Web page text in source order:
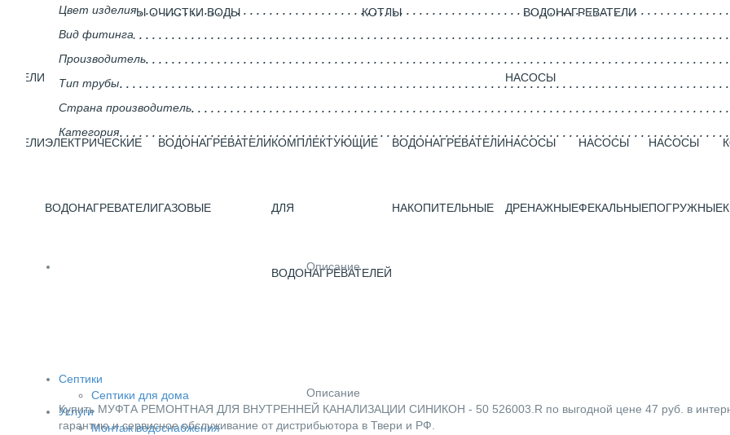
СИСТЕМЫ ОЧИСТКИ ВОДЫ КОТЛЫ ВОДОНАГРЕВАТЕЛИ
ЭЛЕКТРИЧЕСКИЕ
ВОДОНАГРЕВАТЕЛИ
ВОДОНАГРЕВАТЕЛИ
ГАЗОВЫЕ
КОМПЛЕКТУЮЩИЕ
ДЛЯ
ВОДОНАГРЕВАТЕЛЕЙ
ВОДОНАГРЕВАТЕЛИ
НАКОПИТЕЛЬНЫЕ
НАСОСЫ
НАСОСЫ
ДРЕНАЖНЫЕ
НАСОСЫ
ФЕКАЛЬНЫЕ
НАСОСЫ
ПОГРУЖНЫЕ
Септики
Септики для дома
Услуги
Монтаж водоснабжения
Цвет изделия
Вид фитинга
Производитель
Тип трубы
Страна производитель
Категория
Описание
Описание
Купить МУФТА РЕМОНТНАЯ ДЛЯ ВНУТРЕННЕЙ КАНАЛИЗАЦИИ СИНИКОН - 50 526003.R по выгодной цене 47 руб. в
гарантию и сервисное обслуживание от дистрибьютора в Твери и РФ.